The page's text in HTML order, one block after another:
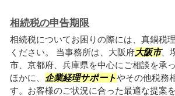
相続税の申告期限
相続税についてお困りの際には、真鍋税
ください。 当事務所は、大阪府大阪市、
市、京都府、兵庫県を中心にご相談を承
ほかに、 企業経理サポートやその他税務
す。お客様のご状況に合った最適な提案